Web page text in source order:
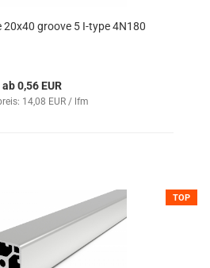
groove 5 I-type 4N180
ab 0,56 EUR
14,08 EUR / lfm
TOP